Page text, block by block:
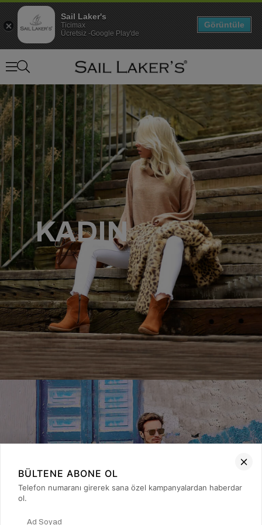
KADIN
BÜLTENE ABONE OL
Telefon numaranı girerek sana özel kampanyalardan haberdar
ol.
Sail Laker's
Ticimax
Ücretsiz -Google Play'de
Görüntüle